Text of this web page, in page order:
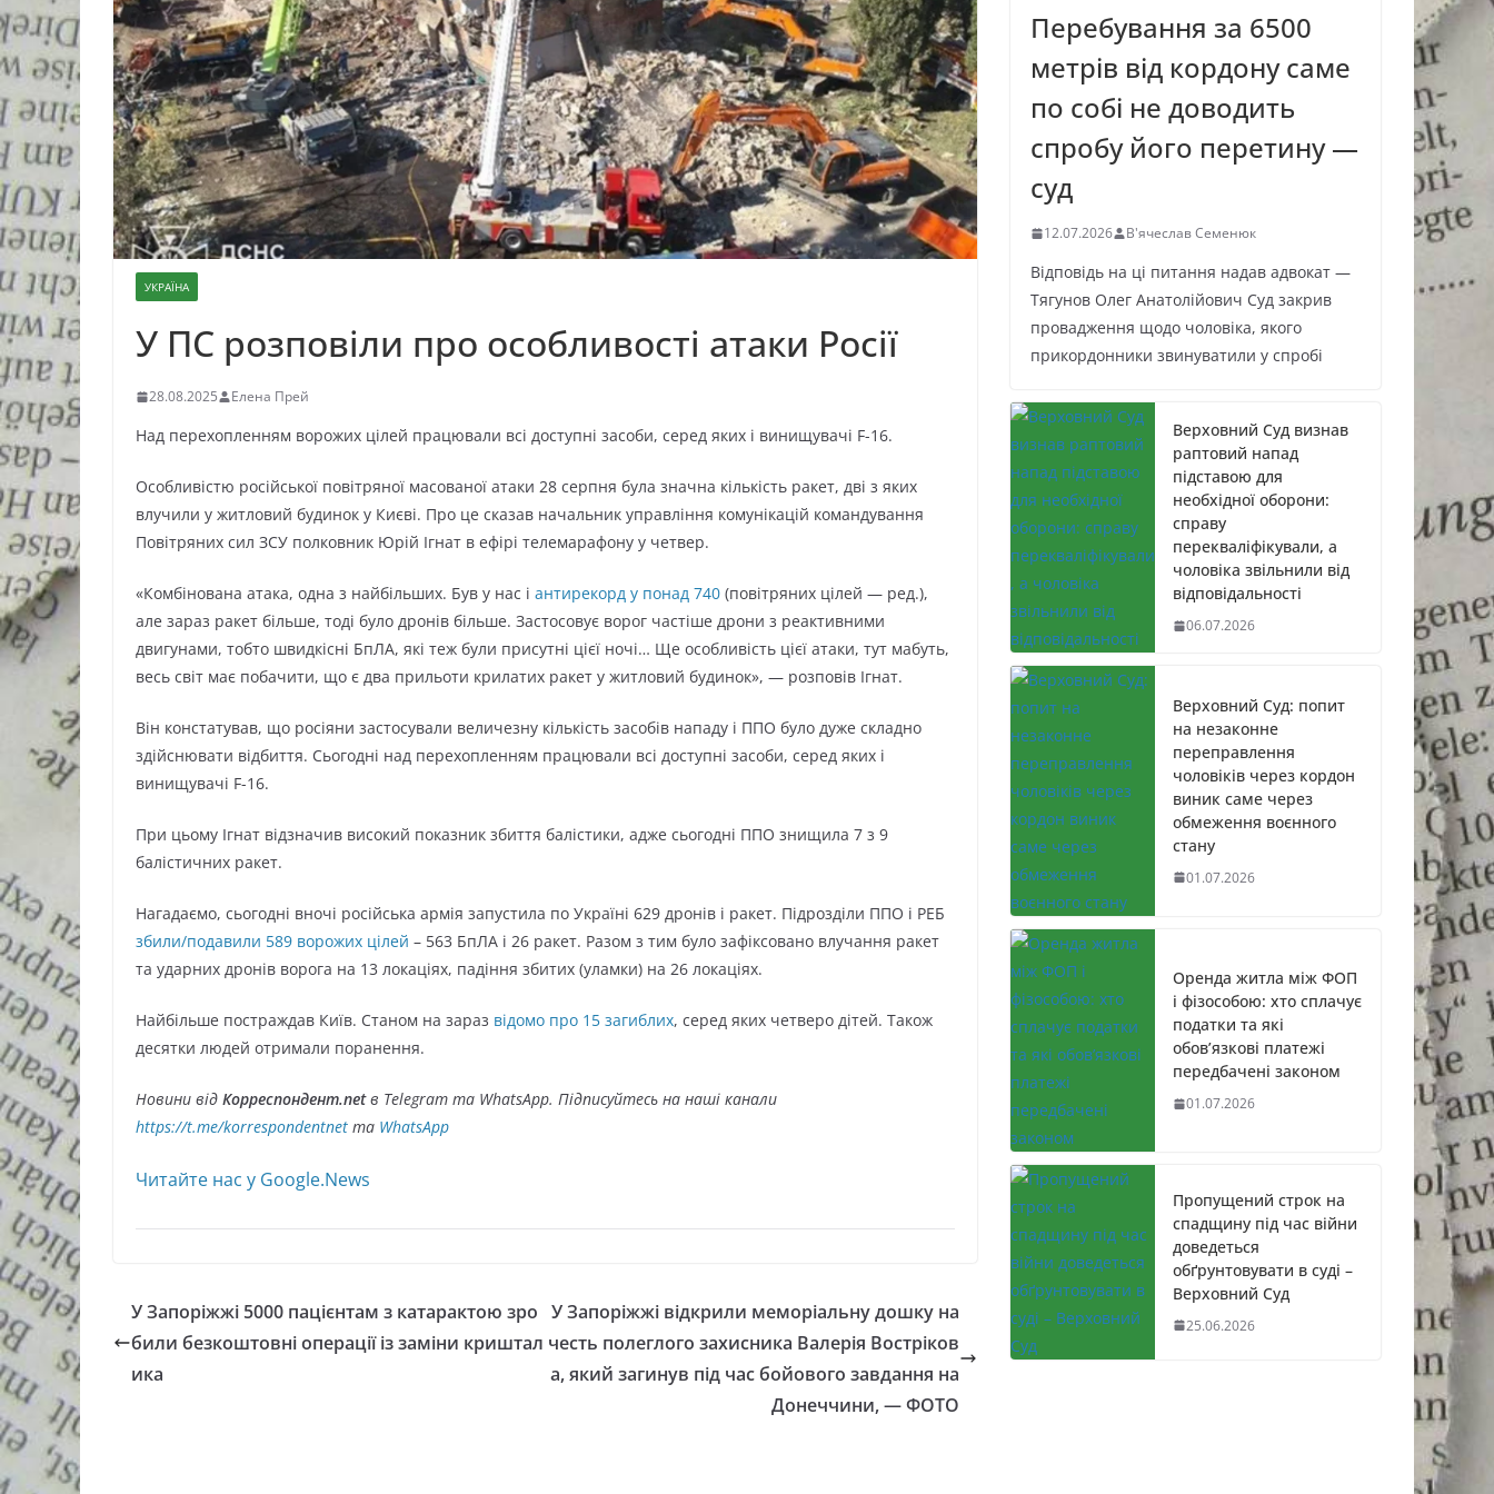
УКРАЇНА
У ПС розповіли про особливості атаки Росії
28.08.2025 Елена Прей
Над перехопленням ворожих цілей працювали всі доступні засоби, серед яких і винищувачі F-16.
Особливістю російської повітряної масованої атаки 28 серпня була значна кількість ракет, дві з яких
влучили у житловий будинок у Києві. Про це сказав начальник управління комунікацій командування
Повітряних сил ЗСУ полковник Юрій Ігнат в ефірі телемарафону у четвер.
«Комбінована атака, одна з найбільших. Був у нас і антирекорд у понад 740 (повітряних цілей — ред.),
але зараз ракет більше, тоді було дронів більше. Застосовує ворог частіше дрони з реактивними
двигунами, тобто швидкісні БпЛА, які теж були присутні цієї ночі… Ще особливість цієї атаки, тут мабуть,
весь світ має побачити, що є два прильоти крилатих ракет у житловий будинок», — розповів Ігнат.
Він констатував, що росіяни застосували величезну кількість засобів нападу і ППО було дуже складно
здійснювати відбиття. Сьогодні над перехопленням працювали всі доступні засоби, серед яких і
винищувачі F-16.
При цьому Ігнат відзначив високий показник збиття балістики, адже сьогодні ППО знищила 7 з 9
балістичних ракет.
Нагадаємо, сьогодні вночі російська армія запустила по Україні 629 дронів і ракет. Підрозділи ППО і РЕБ
збили/подавили 589 ворожих цілей – 563 БпЛА і 26 ракет. Разом з тим було зафіксовано влучання ракет
та ударних дронів ворога на 13 локаціях, падіння збитих (уламки) на 26 локаціях.
Найбільше постраждав Київ. Станом на зараз відомо про 15 загиблих, серед яких четверо дітей. Також
десятки людей отримали поранення.
Новини від Корреспондент.netв Telegram та WhatsApp. Підписуйтесь на наші канали
https://t.me/korrespondentnet та WhatsApp
Читайте нас у Google.News
У Запоріжжі 5000 пацієнтам з катарактою зро
били безкоштовні операції із заміни криштал
ика
У Запоріжжі відкрили меморіальну дошку на
честь полеглого захисника Валерія Востріков
а, який загинув під час бойового завдання на
Донеччини, — ФОТО
Перебування за 6500
метрів від кордону саме
по собі не доводить
спробу його перетину —
суд
12.07.2026 В'ячеслав Семенюк
Відповідь на ці питання надав адвокат —
Тягунов Олег Анатолійович Суд закрив
провадження щодо чоловіка, якого
прикордонники звинуватили у спробі
Верховний Суд визнав
раптовий напад
підставою для
необхідної оборони:
справу
перекваліфікували, а
чоловіка звільнили від
відповідальності
06.07.2026
Верховний Суд: попит
на незаконне
переправлення
чоловіків через кордон
виник саме через
обмеження воєнного
стану
01.07.2026
Оренда житла між ФОП
і фізособою: хто сплачує
податки та які
обов’язкові платежі
передбачені законом
01.07.2026
Пропущений строк на
спадщину під час війни
доведеться
обґрунтовувати в суді –
Верховний Суд
25.06.2026